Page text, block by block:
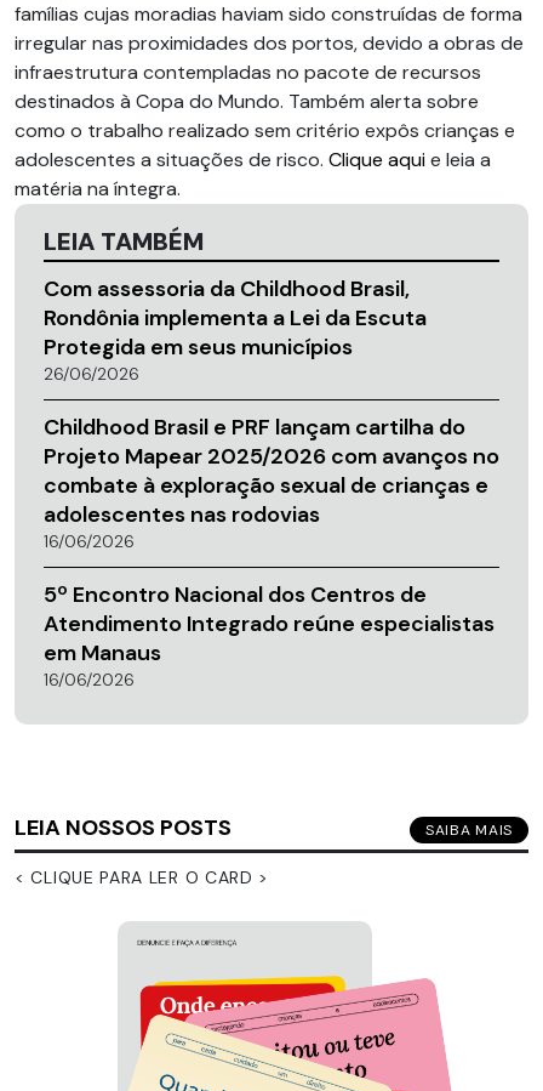
famílias cujas moradias haviam sido construídas de forma
irregular nas proximidades dos portos, devido a obras de
infraestrutura contempladas no pacote de recursos
destinados à Copa do Mundo. Também alerta sobre
como o trabalho realizado sem critério expôs crianças e
adolescentes a situações de risco. Clique aquie leia a
matéria na íntegra.
LEIA TAMBÉM
Com assessoria da Childhood Brasil,
Rondônia implementa a Lei da Escuta
Protegida em seus municípios
26/06/2026
Childhood Brasil e PRF lançam cartilha do
Projeto Mapear 2025/2026 com avanços no
combate à exploração sexual de crianças e
adolescentes nas rodovias
16/06/2026
5º Encontro Nacional dos Centros de
Atendimento Integrado reúne especialistas
em Manaus
16/06/2026
LEIA NOSSOS POSTS SAIBA MAIS
< CLIQUE PARA LER O CARD >